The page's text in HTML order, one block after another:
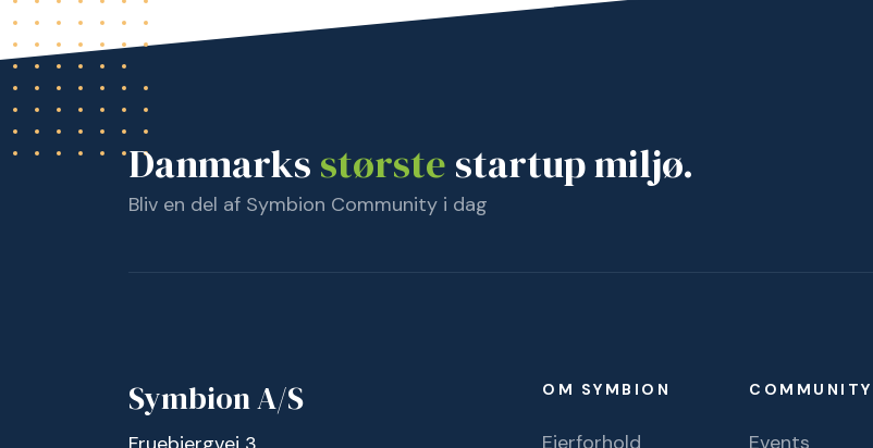
Danmarks største startup miljø.
Bliv en del af Symbion Community i dag
Symbion A/S OM SYMBION
Ejerforhold
COMMUNITY
Events